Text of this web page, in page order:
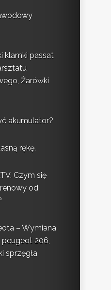
klamki passat
Żarówki
akumulator?
rękę.
Czym się
od
– Wymiana
peugeot 206,
sprzęgła